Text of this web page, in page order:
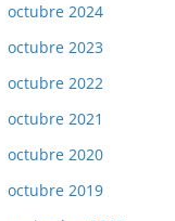
octubre 2024
octubre 2023
octubre 2022
octubre 2021
octubre 2020
octubre 2019